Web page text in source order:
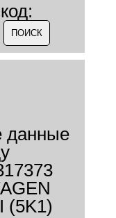
данные
(5K1)